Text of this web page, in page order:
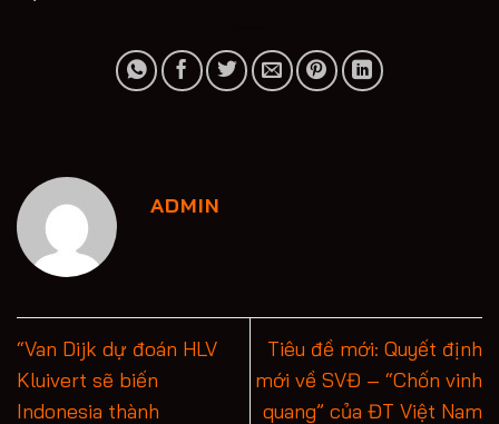
ADMIN
“Van Dijk dự đoán HLV
Kluivert sẽ biến
Indonesia thành
Tiêu đề mới: Quyết định
mới về SVĐ – “Chốn vinh
quang” của ĐT Việt Nam